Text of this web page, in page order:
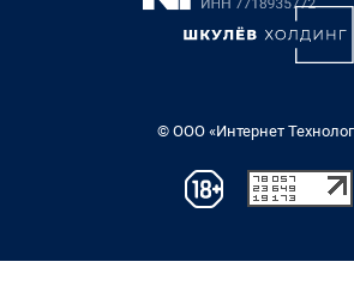
© ООО «Интернет